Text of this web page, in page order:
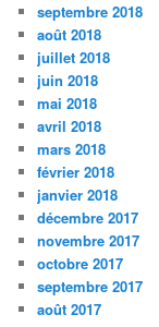
septembre 2018
août 2018
juillet 2018
juin 2018
mai 2018
avril 2018
mars 2018
février 2018
janvier 2018
décembre 2017
novembre 2017
octobre 2017
septembre 2017
août 2017